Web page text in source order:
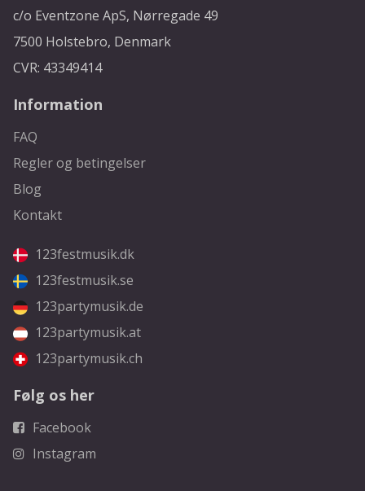
c/o Eventzone ApS, Nørregade 49
7500 Holstebro, Denmark
CVR: 43349414
Information
FAQ
Regler og betingelser
Blog
Kontakt
123festmusik.dk
123festmusik.se
123partymusik.de
123partymusik.at
123partymusik.ch
Følg os her
Facebook
Instagram